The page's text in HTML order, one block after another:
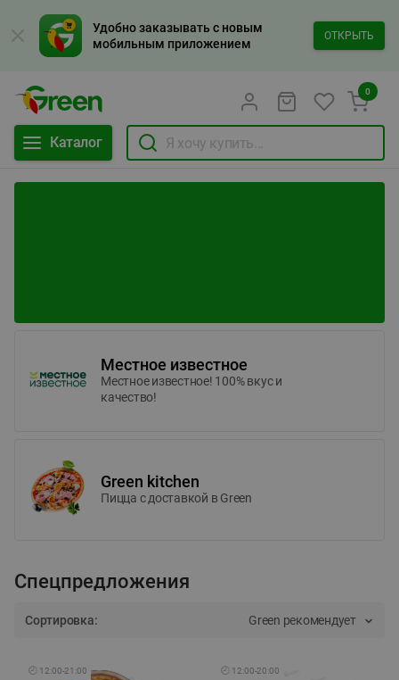
Удобно заказывать с новым
мобильным приложением
ОТКРЫТЬ
Каталог
0
Местное известное
Местное известное! 100% вкус и
качество!
Green kitchen
Пицца c доставкой в Green
Спецпредложения
Сортировка: Green рекомендует
🕘 12:00-21:00 🕘 12:00-20:00